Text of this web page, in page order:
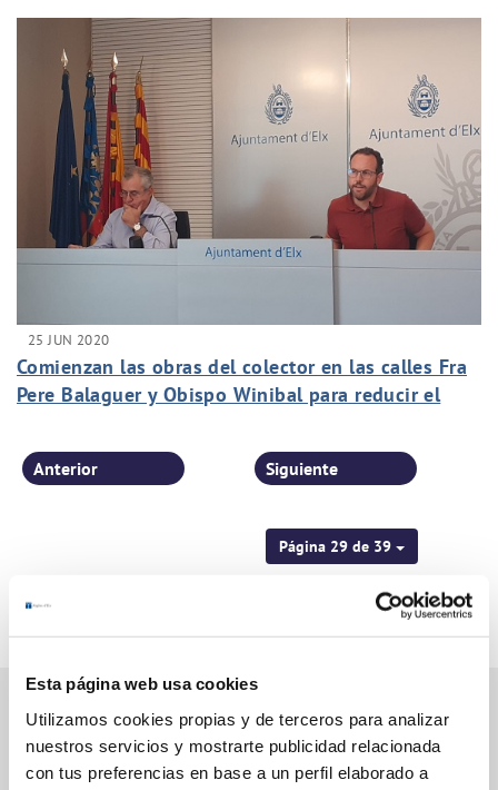
Esta página web usa cookies
Utilizamos cookies propias y de terceros para analizar
nuestros servicios y mostrarte publicidad relacionada
con tus preferencias en base a un perfil elaborado a
25 JUN 2020
Comienzan las obras del colector en las calles Fra
Pere Balaguer y Obispo Winibal para reducir el
Página 29 de 39
Anterior Siguiente
Gestiones Online